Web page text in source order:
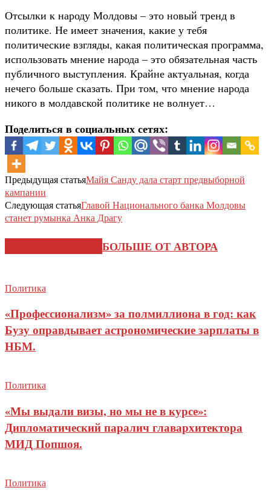
Отсылки к народу Молдовы – это новый тренд в
политике. Не имеет значения, какие у тебя
политические взгляды, какая политическая программа,
использовать мнение народа – это обязательная часть
публичного выступления. Крайне актуальная, когда
нечего больше сказать. При том, что мнение народа
никого в молдавской политике не волнует…
Поделиться в социальных сетях:
Предыдущая статьяМайя Санду дала старт предвыборной
кампании
Следующая статьяГлавой Национального банка Молдовы
станет румынка Анка Драгу
БОЛЬШЕ ОТ АВТОРА
Политика
«Профессионализм» за полмиллиона в год: как
Бузу оправдывает астрономические зарплаты в
НБМ.
Политика
«Мы выдали визы, но мы не в курсе»:
Дипломатический паралич главархитектора
МИД Попшоя.
Политика